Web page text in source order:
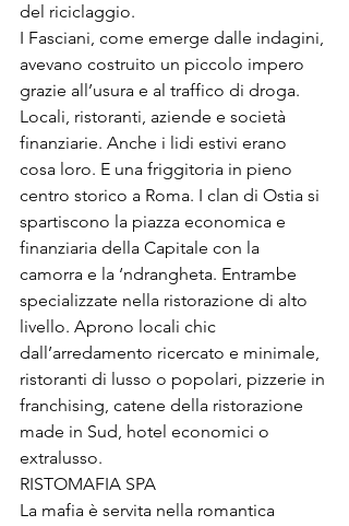
del riciclaggio.
I Fasciani, come emerge dalle indagini,
avevano costruito un piccolo impero
grazie all’usura e al traffico di droga.
Locali, ristoranti, aziende e società
finanziarie. Anche i lidi estivi erano
cosa loro. E una friggitoria in pieno
centro storico a Roma. I clan di Ostia si
spartiscono la piazza economica e
finanziaria della Capitale con la
camorra e la ‘ndrangheta. Entrambe
specializzate nella ristorazione di alto
livello. Aprono locali chic
dall’arredamento ricercato e minimale,
ristoranti di lusso o popolari, pizzerie in
franchising, catene della ristorazione
made in Sud, hotel economici o
extralusso.
RISTOMAFIA SPA
La mafia è servita nella romantica